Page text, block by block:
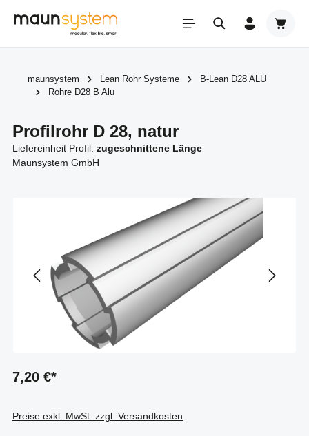
Zum Hauptinhalt springen
maunsystem Lean Rohr Systeme
B-Lean D28 ALU
Rohre D28 B Alu
Profilrohr D 28, natur
Liefereinheit Profil: zugeschnittene Länge
Maunsystem GmbH
7,20 €*
Preise exkl. MwSt. zzgl. Versandkosten